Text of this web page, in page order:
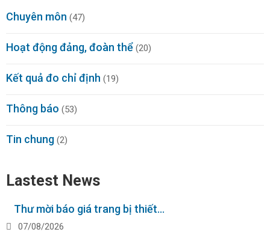
Chuyên môn (47)
Hoạt động đảng, đoàn thể (20)
Kết quả đo chỉ định (19)
Thông báo (53)
Tin chung (2)
Lastest News
Thư mời báo giá trang bị thiết…
07/08/2026